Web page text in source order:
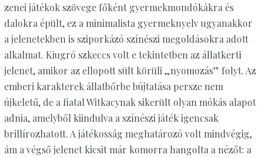
zenei játékok szövege főként gyermekmondókákra és
dalokra épült, ez a minimalista gyermeknyelv ugyanakkor
a jelenetekben is sziporkázó színészi megoldásokra adott
alkalmat. Kiugró szkeccs volt e tekintetben az állatkerti
jelenet, amikor az ellopott sült körüli „nyomozás” folyt. Az
emberi karakterek állatbőrbe bújtatása persze nem
újkeletű, de a fiatal Witkacynak sikerült olyan mókás alapot
adnia, amelyből kiindulva a színészi játék igencsak
brillírozhatott. A játékosság meghatározó volt mindvégig,
ám a végső jelenet kicsit már komorra hangolta a nézőt: a